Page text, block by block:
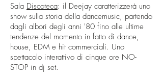
Sala Discoteca: il Deejay caratterizzerà uno
show sulla storia della dancemusic, partendo
dagli albori degli anni '80 fino alle ultime
tendenze del momento in fatto di dance,
house, EDM e hit commerciali. Uno
spettacolo interattivo di cinque ore NO-
STOP in dj set.